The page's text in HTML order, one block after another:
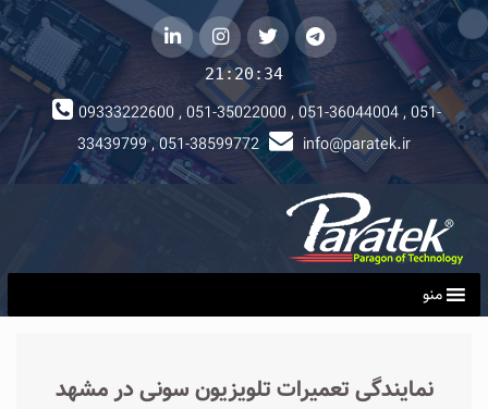
telegramتوییتر instagramلینکداین
21:20:35
09333222600 , 051-35022000 , 051-36044004 , 051-
33439799 , 051-38599772
info@paratek.ir
منو
نمایندگی تعمیرات تلویزیون سونی در مشهد